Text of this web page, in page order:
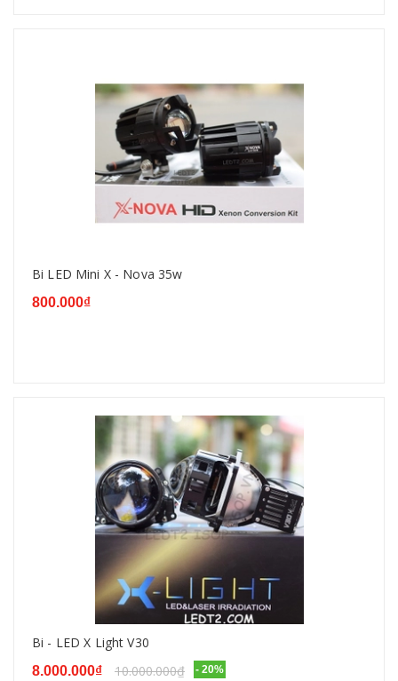
Bi LED Mini X - Nova 35w
800.000₫
Bi - LED X Light V30
8.000.000₫ 10.000.000₫ - 20%